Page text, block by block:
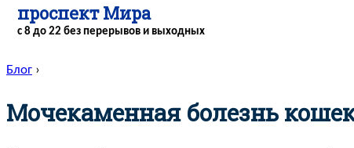
проспект Мира
с 8 до 22 без перерывов и выходных
Блог ›
Мочекаменная болезнь